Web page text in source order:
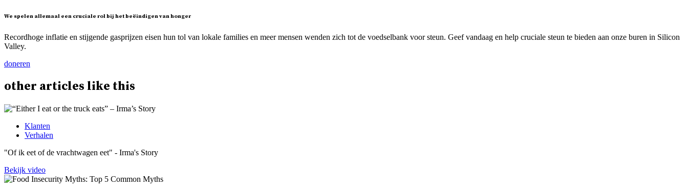
We spelen allemaal een cruciale rol bij het beëindigen van honger
Recordhoge inflatie en stijgende gasprijzen eisen hun tol van lokale families en meer mensen wenden zich tot de voedselbank voor steun. Geef vandaag en help cruciale steun te bieden aan onze buren in Silicon
Valley.
doneren
other articles like this
Klanten
Verhalen
"Of ik eet of de vrachtwagen eet" - Irma's Story
Bekijk video